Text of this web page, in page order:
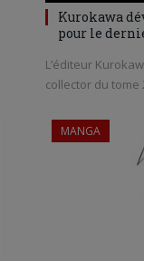
Kurokawa
pour le
L’éditeur
collector du
MANGA